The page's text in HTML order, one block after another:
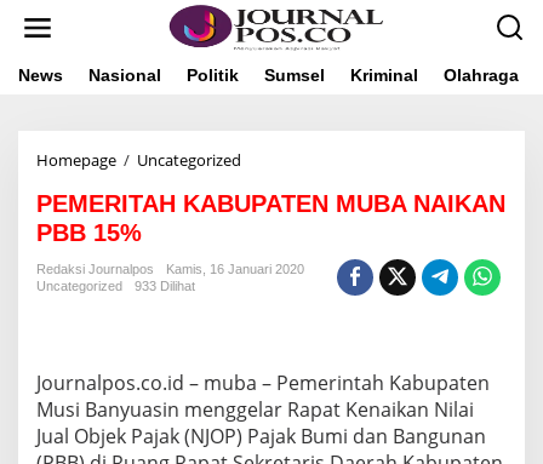
News Nasional Politik Sumsel Kriminal Olahraga
Homepage / Uncategorized
M
I
A
U
P
PEMERITAH KABUPATEN MUBA NAIKAN
PBB 15%
Redaksi Journalpos
Kamis, 16 Januari 2020
Uncategorized
933 Dilihat
Journalpos.co.id – muba – Pemerintah Kabupaten
Musi Banyuasin menggelar Rapat Kenaikan Nilai
Jual Objek Pajak (NJOP) Pajak Bumi dan Bangunan